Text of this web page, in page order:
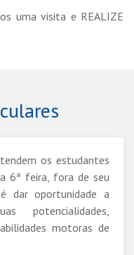
uma visita e REALIZE
os estudantes
6ª feira, fora de seu
dar oportunidade a
potencialidades,
motoras de